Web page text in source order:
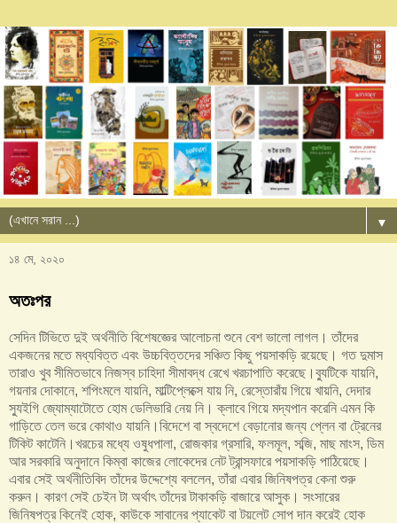
▼
১৪ মে, ২০২০
অতঃপর
সেদিন টিভিতে দুই অর্থনীতি বিশেষজ্ঞের আলোচনা শুনে বেশ ভালো লাগল। তাঁদের
একজনের মতে মধ্যবিত্ত এবং উচ্চবিত্তদের সঞ্চিত কিছু পয়সাকড়ি রয়েছে। গত দুমাস
তারাও খুব সীমিতভাবে নিজস্ব চাহিদা সীমাবদ্ধ রেখে খরচাপাতি করেছে।ব্যুটিকে যায়নি,
গয়নার দোকানে, শপিংমলে যায়নি, মাল্টিপ্লেক্সে যায় নি, রেস্তোরাঁয় গিয়ে খায়নি, দেদার
স্যুইগি জ্যোম্যাটোতে হোম ডেলিভারি নেয় নি। ক্লাবে গিয়ে মদ্যপান করেনি এমন কি
গাড়িতে তেল ভরে কোথাও যায়নি।বিদেশে বা স্বদেশে বেড়ানোর জন্য প্লেন বা ট্রেনের
টিকিট কাটেনি।খরচের মধ্যে ওষুধপালা, রোজকার গ্রসারি, ফলমূল, সব্জি, মাছ মাংস, ডিম
আর সরকারি অনুদানে কিম্বা কাজের লোকেদের নেট ট্রান্সফারে পয়সাকড়ি পাঠিয়েছে।
এবার সেই অর্থনীতিবিদ তাঁদের উদ্দেশ্যে বললেন, তাঁরা এবার জিনিষপত্র কেনা শুরু
করুন। কারণ সেই চেইন টা অর্থাৎ তাঁদের টাকাকড়ি বাজারে আসুক। সংসারের
জিনিষপত্র কিনেই হোক, কাউকে সাবানের প্যাকেট বা টয়লেট সোপ দান করেই হোক